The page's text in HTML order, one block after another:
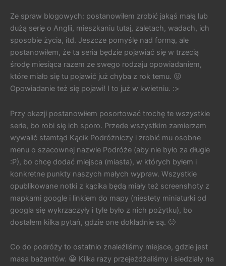
Ze spraw blogowych: postanowiłem zrobić jakąś małą lub
dużą serię o Anglii, mieszkaniu tutaj, zaletach, wadach, ich
sposobie życia, itd. Jeszcze pomyślę nad formą, ale
postanowiłem, że ta seria będzie pojawiać się w trzecią
środę miesiąca razem ze swego rodzaju opowiadaniem,
które miało się tu pojawić już chyba z rok temu. 😛
Opowiadanie też się pojawi! I to już w kwietniu. :>
Przy okazji postanowiłem posortować trochę te wszystkie
serie, bo robi się ich sporo. Przede wszystkim zamierzam
wywalić stamtąd Kącik Podróżniczy i zrobić mu osobne
menu o szacownej nazwie Podróże (aby nie było za długie
:P), bo chcę dodać miejsca (miasta), w których byłem i
konkretne punkty naszych małych wypraw. Wszystkie
opublikowane notki z kącika będą miały też screenshoty z
mapkami google i linkiem do mapy (niestety miniaturki od
googla się wykrzaczyły i tyle było z nich pożytku), bo
dostałem kilka pytań, gdzie one dokładnie są. 🙂
Co do podróży to ostatnio znaleźliśmy miejsce, gdzie jest
masa bażantów. 😀 Kilka razy przejeżdżaliśmy i siedziały na